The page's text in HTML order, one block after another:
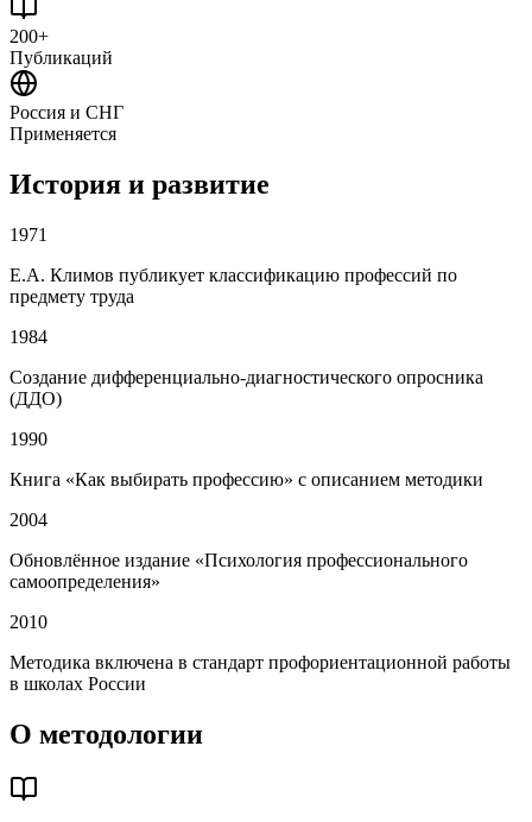
200+
Публикаций
Россия и СНГ
Применяется
История и развитие
1971
Е.А. Климов публикует классификацию профессий по
предмету труда
1984
Создание дифференциально-диагностического опросника
(ДДО)
1990
Книга «Как выбирать профессию» с описанием методики
2004
Обновлённое издание «Психология профессионального
самоопределения»
2010
Методика включена в стандарт профориентационной работы
в школах России
О методологии